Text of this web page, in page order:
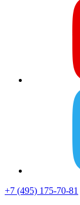
+7 (495) 175-70-81